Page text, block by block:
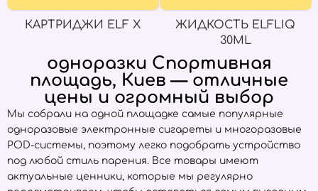
КАРТРИДЖИ ELF X
ЖИДКОСТЬ ELFLIQ
30ML
одноразки Спортивная
площадь, Киев — отличные
цены и огромный выбор
Мы собрали на одной площадке самые популярные
одноразовые электронные сигареты и многоразовые
POD-системы, поэтому легко подобрать устройство
под любой стиль парения. Все товары имеют
актуальные ценники, которые мы регулярно